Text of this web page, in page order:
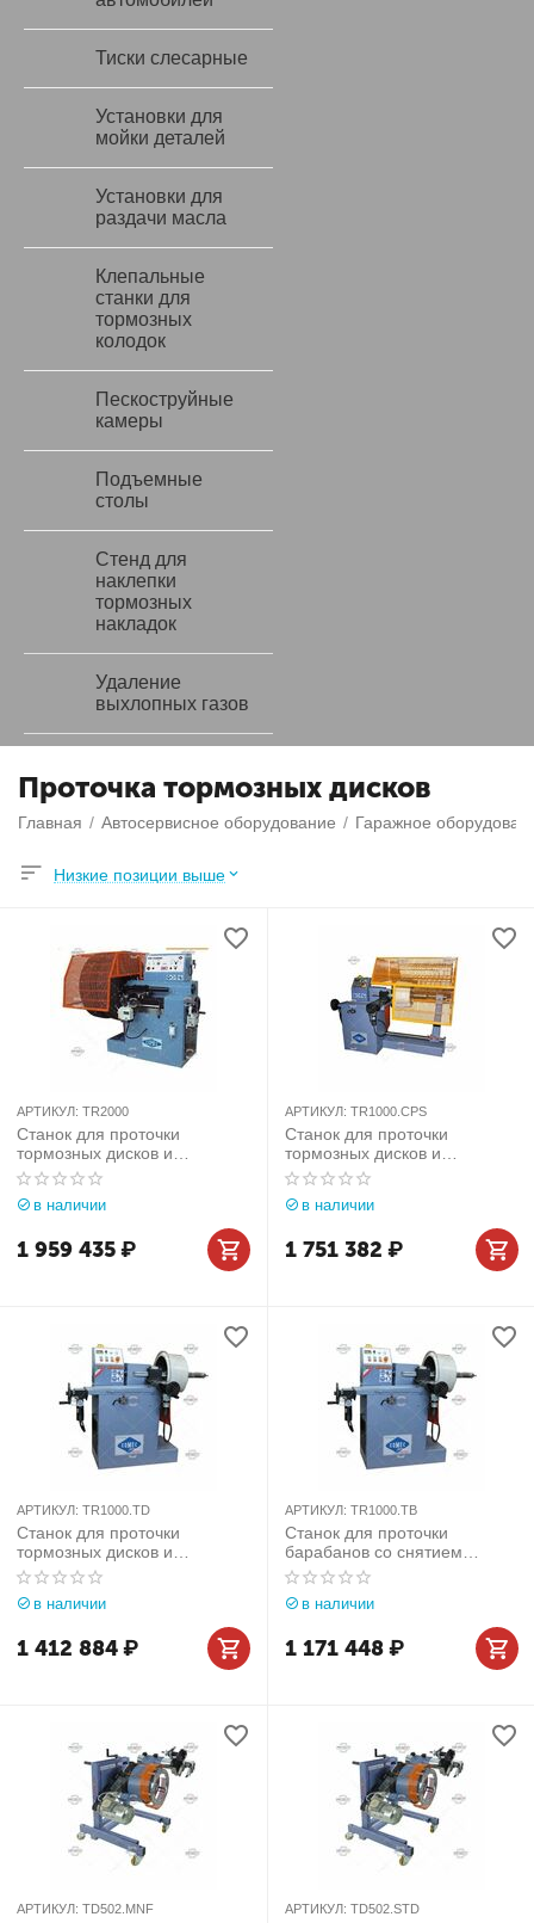
Тиски слесарные
Установки для
мойки деталей
Установки для
раздачи масла
Клепальные
станки для
тормозных
колодок
Пескоструйные
камеры
Подъемные
столы
Стенд для
наклепки
тормозных
накладок
Удаление
выхлопных газов
Проточка тормозных дисков
Главная / Автосервисное оборудование / Гаражное
Низкие позиции выше
АРТИКУЛ: TR2000
Станок для проточки
тормозных дисков и
барабанов со снятием
Comec (Италия) арт. TR2000
в наличии
1 959 435₽
АРТИКУЛ: TR1000.CPS
Станок для проточки
тормозных дисков и
барабанов со снятием
Comec (Италия) арт.
TR1000.CPS
в наличии
1 751 382 ₽
АРТИКУЛ: TR1000.TD
Станок для проточки
тормозных дисков и
барабанов со снятием
Comec (Италия) арт.
TR1000.TD
в наличии
1 412 884₽
АРТИКУЛ: TR1000.TB
Станок для проточки
барабанов со снятием
Comec (Италия) арт.
TR1000.TB
в наличии
1 171 448₽
АРТИКУЛ: TD502.MNF АРТИКУЛ: TD502.STD